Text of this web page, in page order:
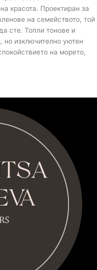
красота. Проектиран за
на семейството, той
сте. Топли тонове и
но изключително уютен
на морето,